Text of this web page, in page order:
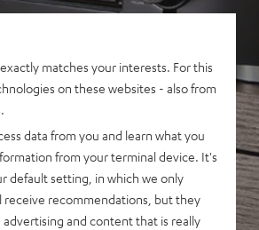
matches your interests. For this
on these websites - also from
data from you and learn what you
from your terminal device. It's
default setting, in which we only
receive recommendations, but they
and content that is really